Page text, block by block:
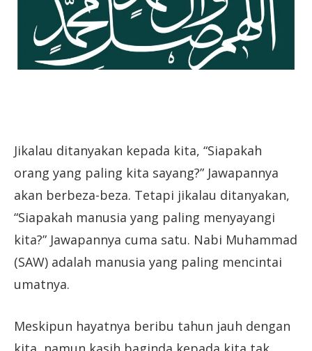
Jikalau ditanyakan kepada kita, “Siapakah
orang yang paling kita sayang?” Jawapannya
akan berbeza-beza. Tetapi jikalau ditanyakan,
“Siapakah manusia yang paling menyayangi
kita?” Jawapannya cuma satu. Nabi Muhammad
(SAW) adalah manusia yang paling mencintai
umatnya.
Meskipun hayatnya beribu tahun jauh dengan